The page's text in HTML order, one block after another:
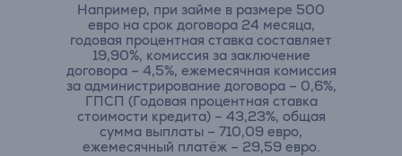
Например, при займе в размере 500
евро на срок договора 24 месяца,
годовая процентная ставка составляет
19,90%, комиссия за заключение
договора – 4,5%, ежемесячная комиссия
за администрирование договора – 0,6%,
ГПСП (Годовая процентная ставка
стоимости кредита) – 43,23%, общая
сумма выплаты – 710,09 евро,
ежемесячный платёж – 29,59 евро.